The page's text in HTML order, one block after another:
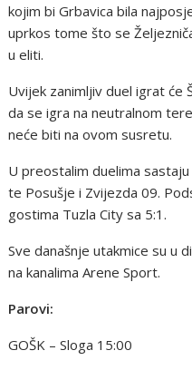
kojim bi Grbavica bila
uprkos tome što se
u eliti.
Uvijek zanimljiv duel igrat će
da se igra na neutralnom
neće biti na ovom susretu.
U preostalim duelima sastaju
te Posušje i Zvijezda 09.
gostima Tuzla City sa 5:1.
Sve današnje utakmice su u
na kanalima Arene Sport.
Parovi:
GOŠK – Sloga 15:00